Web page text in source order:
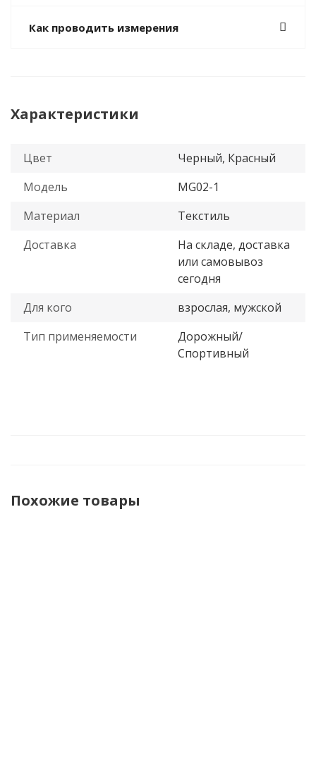
Как проводить измерения
Характеристики
Цвет
Черный, Красный
Модель
MG02-1
Материал
Текстиль
Доставка
На складе, доставка
или самовывоз
сегодня
Для кого
взрослая, мужской
Тип применяемости
Дорожный/
Спортивный
Похожие товары